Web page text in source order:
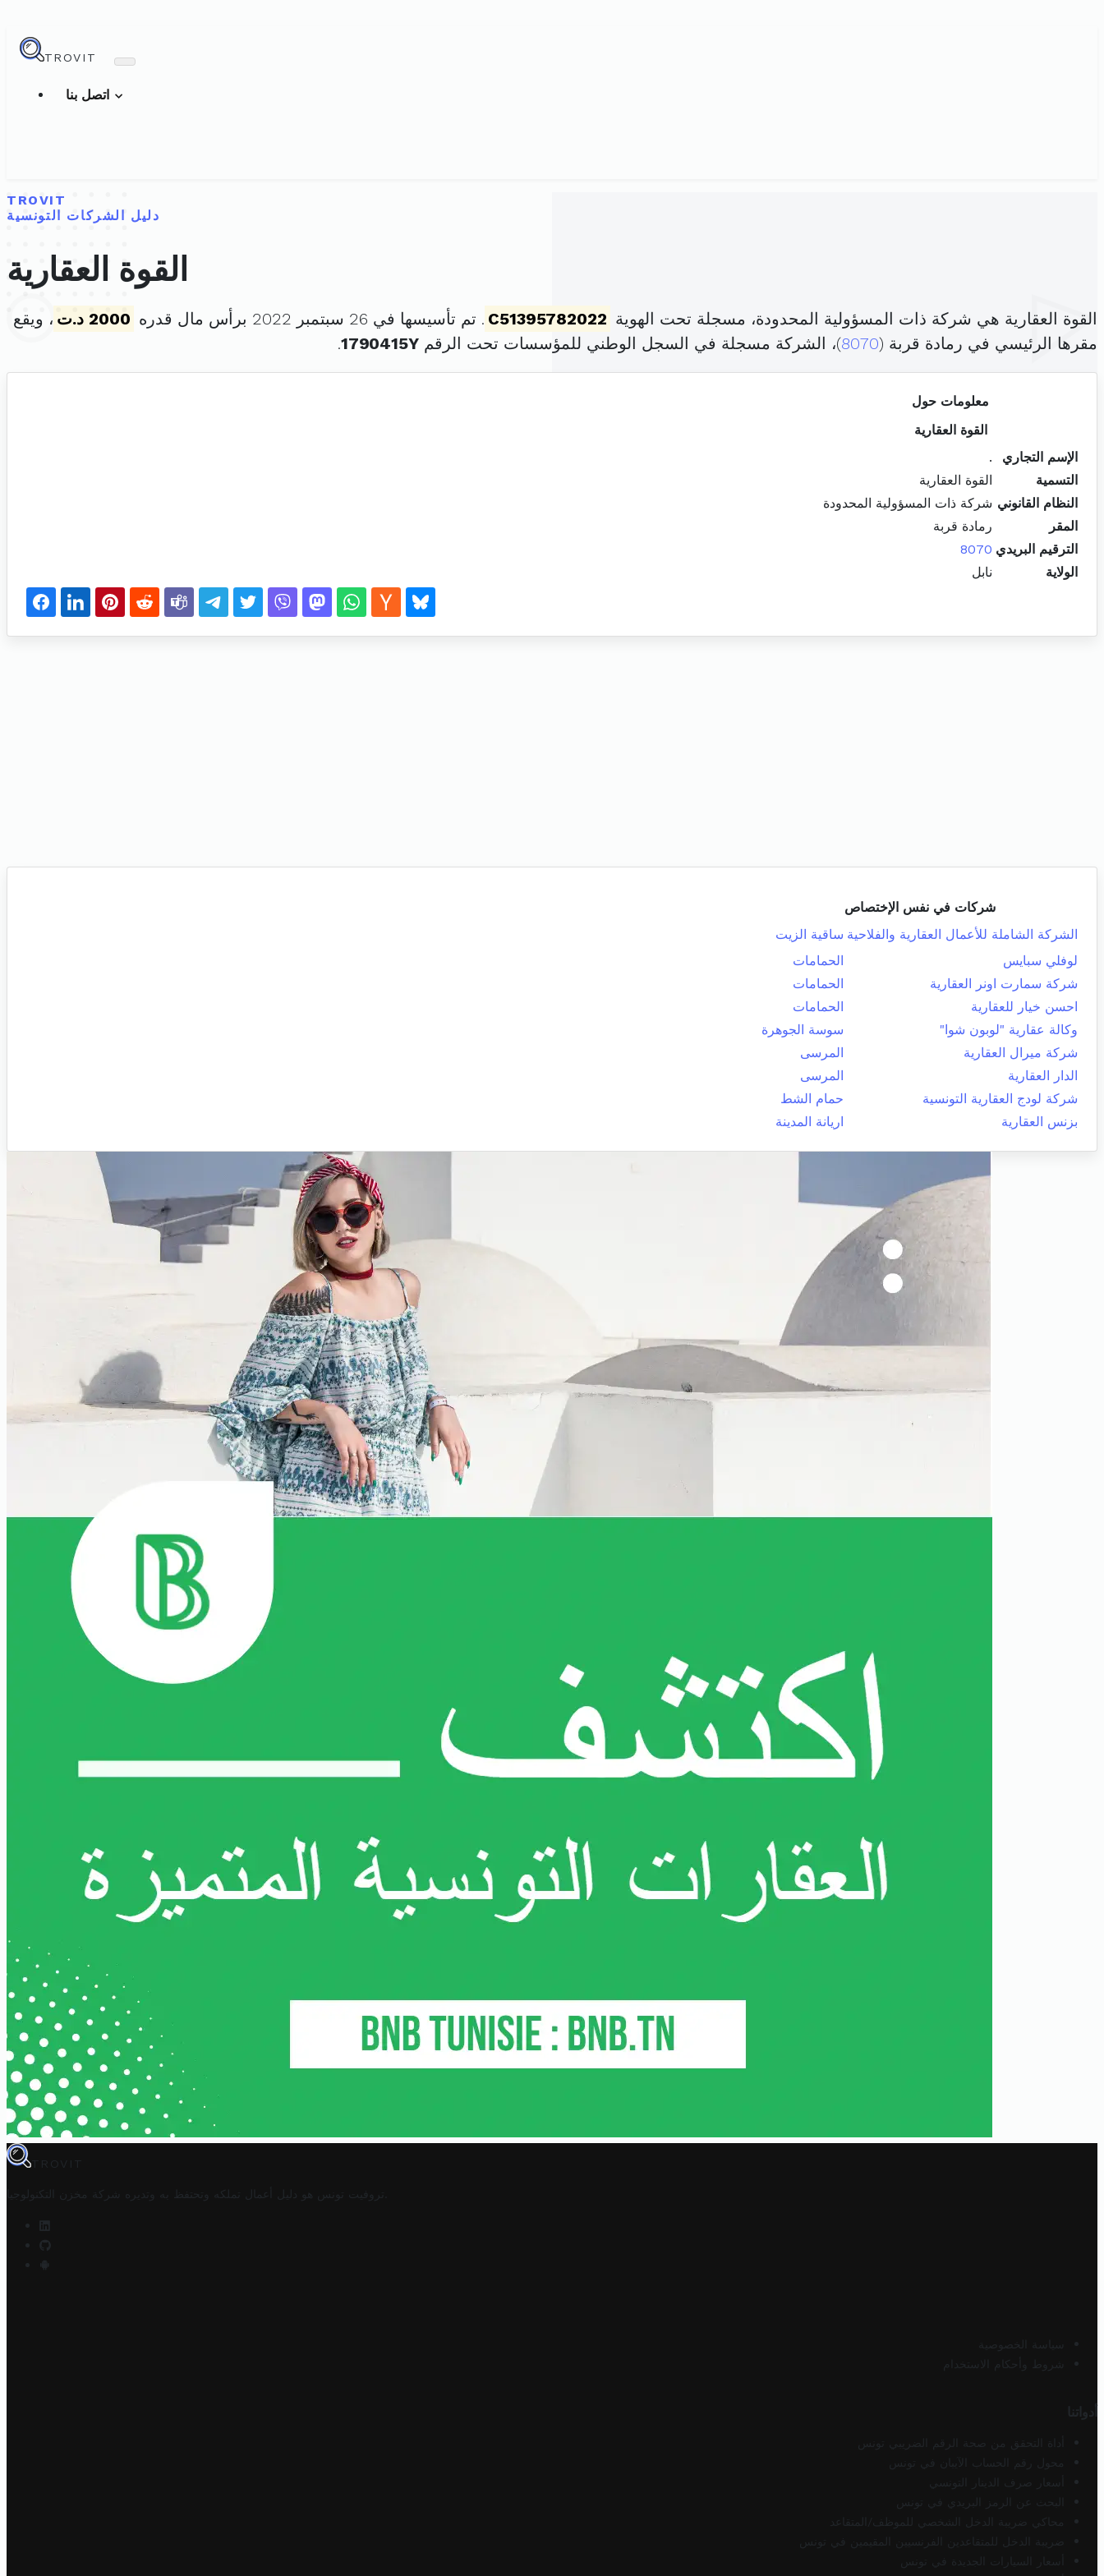
TROVIT
TROVIT
دليل الشركات التونسية
القوة العقارية
القوة العقارية هي شركة ذات المسؤولية المحدودة، مسجلة تحت الهوية C51395782022 . تم تأسيسها في 26 سبتمبر 2022 برأس مال قدره 2000 د.ت
، ويقع
مقرها الرئيسي في رمادة قربة (8070)، الشركة مسجلة في السجل الوطني للمؤسسات تحت الرقم 1790415Y
.
معلومات حول
القوة العقارية
الإسم التجاري
.
التسمية
القوة العقارية
النظام القانوني شركة ذات المسؤولية المحدودة
المقر
رمادة قربة
الترقيم البريدي 8070
الولاية
نابل
شركات في نفس الإختصاص
الشركة الشاملة للأعمال العقارية والفلاحية ساقية الزيت
لوفلي سبايس
الحمامات
شركة سمارت اونر العقارية
الحمامات
احسن خيار للعقارية
الحمامات
وكالة عقارية "لوبون شوا"
سوسة الجوهرة
شركة ميرال العقارية
المرسى
الدار العقارية
المرسى
شركة لودج العقارية التونسية
حمام الشط
بزنس العقارية
اريانة المدينة
TROVIT
تروفيت تونس هو دليل أعمال تملكه وتحتفظ به وتديره شركة مخزن التكنولوجيا
سياسة الخصوصية
شروط وأحكام الاستخدام
أدواتنا
أداة التحقق من صحة الرقم الضريبي تونس
محول رقم الحساب الآيبان في تونس
أسعار صرف الدينار التونسي
البحث عن الرمز البريدي في تونس
محاكي ضريبة الدخل الشخصي للموظف/المتقاعد
ضريبة الدخل للمتقاعدين الفرنسيين المقيمين في تونس
أسعار السيارات الجديدة في تونس